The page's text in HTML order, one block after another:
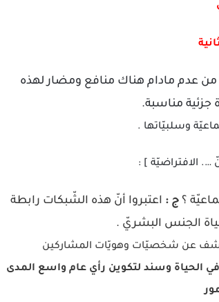
من عدم مادام هناك منافع ومضار لهذه
جزئية مناسبة.
وسلبيّاتها .
…. الافتراضيّة ] :
؟ ج : اعتبروا أنّ هذه الشّبكات رابطة
الجنس البشريّ .
عن شخصيّات وهويّات المشاركين
في الحياة وسند لتكوين رأي عام واسع المدى